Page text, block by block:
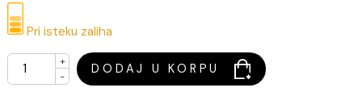
rešetkom
308.74 EUR / kom